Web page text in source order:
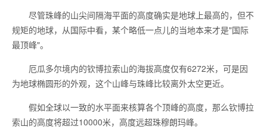
尽管珠峰的山尖间隔海平面的高度确实是地球上最高的，但不
规矩的地球，从国际中看，某个略低一点儿的当地本来才是"国际
最顶峰"。
厄瓜多尔境内的钦博拉索山的海拔高度仅有6272米，可是因
为地球椭圆形的外观，这个山峰与珠峰比较离外太空更近。
假如全球以一致的水平面来核算各个顶峰的高度，那么钦博拉
索山的高度将超过10000米，高度远超珠穆朗玛峰。